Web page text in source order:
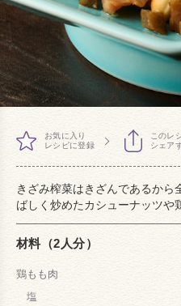
お気に入り
レシピに登録
このレ
シェア
きざみ榨菜はきざんであるか
ばしく炒めたカシューナッツや
材料（2人分）
鶏もも肉
塩